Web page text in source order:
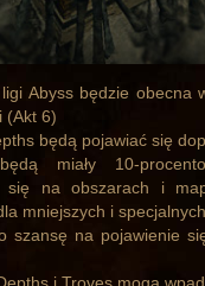
Abyss będzie obecna
(Akt 6)
będą pojawiać się
miały 10-
się na obszarach i
mniejszych i
szansę na pojawienie